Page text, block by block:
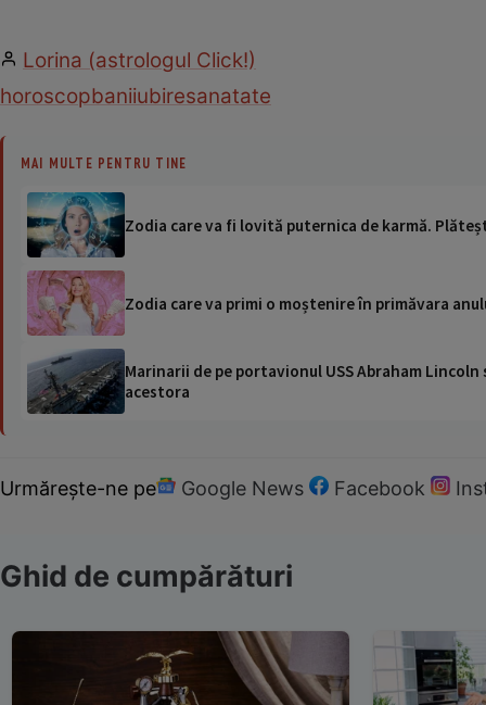
Lorina (astrologul Click!)
horoscopbaniiubiresanatate
MAI MULTE PENTRU TINE
Zodia care va fi lovită puternica de karmă.
Zodia care va primi o moștenire în primăvara
Marinarii de pe portavionul USS Abraham
acestora
Urmărește-ne pe Google News Facebook
Ghid de cumpărături